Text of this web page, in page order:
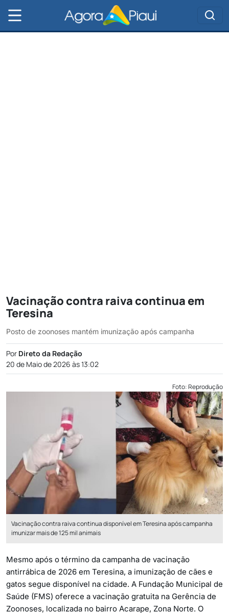
Vacinação contra raiva continua em
Teresina
Posto de zoonoses mantém imunização após campanha
Por Direto da Redação
20 de Maio de 2026 às 13:02
Foto: Reprodução
Vacinação contra raiva continua disponível em Teresina após campanha
imunizar mais de 125 mil animais
Mesmo após o término da campanha de vacinação
antirrábica de 2026 em Teresina, a imunização de cães e
gatos segue disponível na cidade. A Fundação Municipal de
Saúde (FMS) oferece a vacinação gratuita na Gerência de
Zoonoses, localizada no bairro Acarape, Zona Norte. O